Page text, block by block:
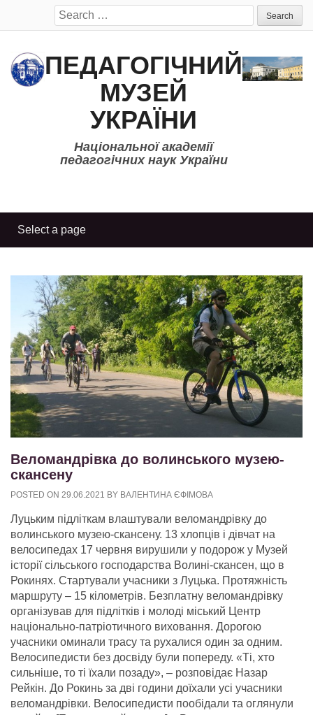
Search
for:
ПЕДАГОГІЧНИЙ
МУЗЕЙ
УКРАЇНИ
Національної академії
педагогічних наук України
Веломандрівка до волинського музею-
скансену
POSTED ON 29.06.2021 BY ВАЛЕНТИНА ЄФІМОВА
Луцьким підліткам влаштували веломандрівку до
волинського музею-скансену. 13 хлопців і дівчат на
велосипедах 17 червня вирушили у подорож у Музей
історії сільського господарства Волині-скансен, що в
Рокинях. Стартували учасники з Луцька. Протяжність
маршруту – 15 кілометрів. Безплатну веломандрівку
організував для підлітків і молоді міський Центр
національно-патріотичного виховання. Дорогою
учасники оминали трасу та рухалися один за одним.
Велосипедисти без досвіду були попереду. «Ті, хто
сильніше, то ті їхали позаду», – розповідає Назар
Рейкін. До Рокинь за дві години доїхали усі учасники
веломандрівки. Велосипедисти пообідали та оглянули